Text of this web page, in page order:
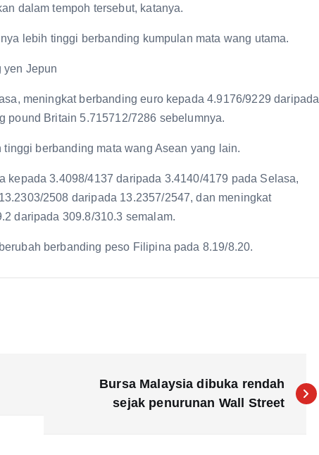
dalam tempoh tersebut, katanya.
lebih tinggi berbanding kumpulan mata wang utama.
yen Jepun
meningkat berbanding euro kepada 4.9176/9229 daripada
pound Britain 5.715712/7286 sebelumnya.
berbanding mata wang Asean yang lain.
kepada 3.4098/4137 daripada 3.4140/4179 pada Selasa,
2508 daripada 13.2357/2547, dan meningkat
daripada 309.8/310.3 semalam.
berbanding peso Filipina pada 8.19/8.20.
Bursa Malaysia dibuka rendah
sejak penurunan Wall Street